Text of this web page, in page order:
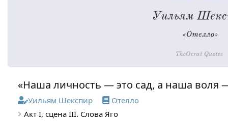
«Наша личность — это сад, а наша воля
Уильям Шекспир
Отелло
Акт I, сцена III. Слова Яго